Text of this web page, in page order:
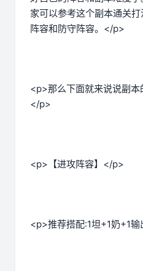
家可以参考这个副本通关
阵容和防守阵容。</p>
<p>那么下面就来说说副本
</p>
<p>【进攻阵容】</p>
<p>推荐搭配:1坦+1奶+1